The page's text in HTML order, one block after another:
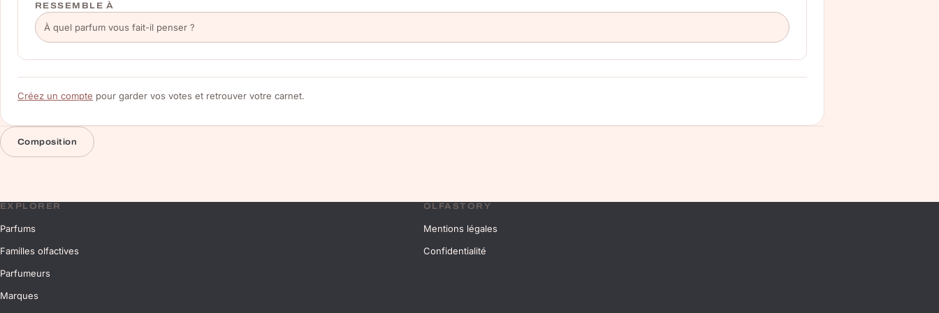
RESSEMBLE À
Créez un compte pour garder vos votes et retrouver votre carnet.
Composition
EXPLORER
Parfums
Familles olfactives
Parfumeurs
Marques
OLFASTORY
Mentions légales
Confidentialité